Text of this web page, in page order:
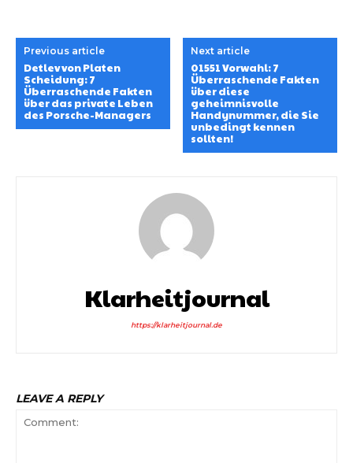
Previous article
Detlev von Platen
Scheidung: 7
Überraschende Fakten
über das private Leben
des Porsche-Managers
Next article
01551 Vorwahl: 7
Überraschende Fakten
über diese
geheimnisvolle
Handynummer, die Sie
unbedingt kennen
sollten!
Klarheitjournal
https://klarheitjournal.de
LEAVE A REPLY